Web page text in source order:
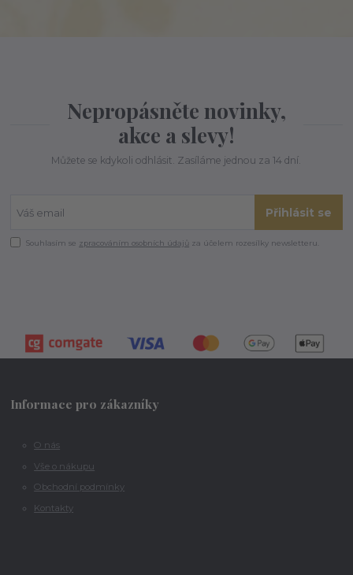
Nepropásněte novinky,
akce a slevy!
Můžete se kdykoli odhlásit. Zasíláme jednou za 14 dní.
Přihlásit se
Souhlasím se zpracováním osobních údajů za účelem rozesílky newsletteru.
Informace pro zákazníky
O nás
Vše o nákupu
Obchodní podmínky
Kontakty